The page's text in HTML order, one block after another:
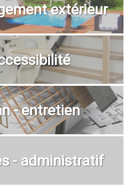
extérieur
- entretien
- administratif